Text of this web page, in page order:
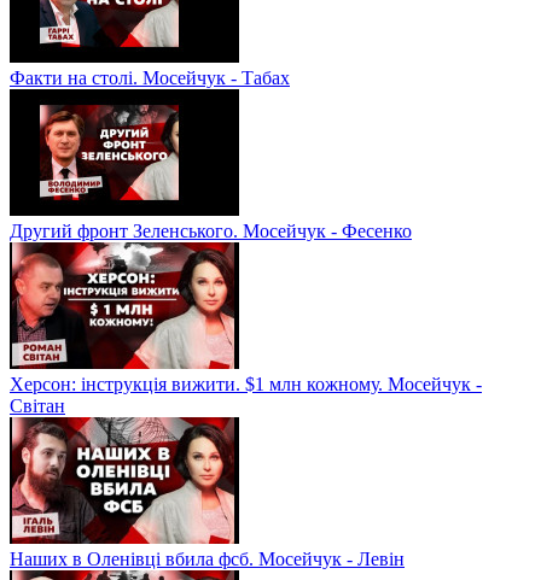
Факти на столі. Мосейчук - Табах
Другий фронт Зеленського. Мосейчук - Фесенко
Херсон: інструкція вижити. $1 млн кожному. Мосейчук -
Світан
Наших в Оленівці вбила фсб. Мосейчук - Левін